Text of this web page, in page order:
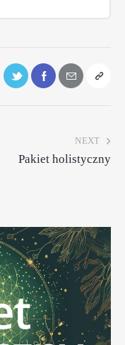
NEXT
Pakiet holistyczny